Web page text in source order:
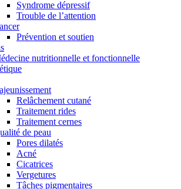
Syndrome dépressif
Trouble de l’attention
Prévention et soutien
nutritionnelle et fonctionnelle
Relâchement cutané
Traitement rides
Traitement cernes
de peau
Pores dilatés
Acné
Cicatrices
Vergetures
Tâches pigmentaires